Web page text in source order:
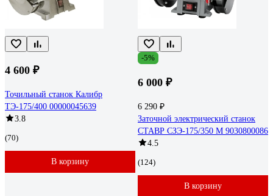
4 600 ₽
Точильный станок Калибр
ТЭ-175/400 00000045639
3.8
(70)
В корзину
-5%
6 000 ₽
6 290 ₽
Заточной электрический станок
СТАВР СЗЭ-175/350 М 9030800086
4.5
(124)
В корзину